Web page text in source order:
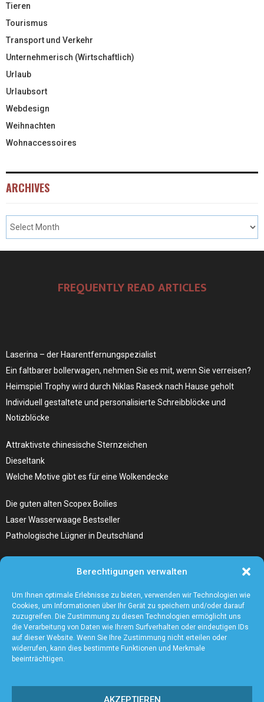
Berechtigungen verwalten
Um Ihnen optimale Erlebnisse zu bieten, verwenden wir Technologien wie
Cookies, um Informationen über Ihr Gerät zu speichern und/oder darauf
zuzugreifen. Die Zustimmung zu diesen Technologien ermöglicht uns
die Verarbeitung von Daten wie Ihrem Surfverhalten oder eindeutigen IDs
auf dieser Website. Wenn Sie Ihre Zustimmung nicht erteilen oder
widerrufen, kann dies bestimmte Funktionen und Merkmale
beeinträchtigen.
AKZEPTIEREN
Tieren
Tourismus
Transport und Verkehr
Unternehmerisch (Wirtschaftlich)
Urlaub
Urlaubsort
Webdesign
Weihnachten
Wohnaccessoires
ARCHIVES
FREQUENTLY READ ARTICLES
Laserina – der Haarentfernungspezialist
Ein faltbarer bollerwagen, nehmen Sie es mit, wenn Sie verreisen?
Heimspiel Trophy wird durch Niklas Raseck nach Hause geholt
Individuell gestaltete und personalisierte Schreibblöcke und
Notizblöcke
Attraktivste chinesische Sternzeichen
Dieseltank
Welche Motive gibt es für eine Wolkendecke
Die guten alten Scopex Boilies
Laser Wasserwaage Bestseller
Pathologische Lügner in Deutschland
Die Kunst, Handbücher zu schreiben
Wieso ein Handstaubsauger unentbehrlich ist